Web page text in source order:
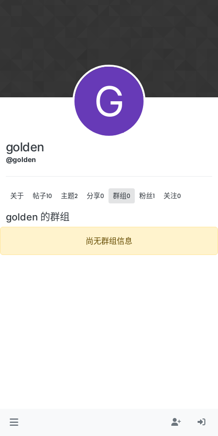
G
golden
@golden
关于 帖子10 主题2 分享0 群组0 粉丝1 关注0
golden 的群组
尚无群组信息